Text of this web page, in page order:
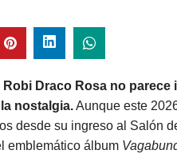
Robi Draco Rosa no
nostalgia.Aunque este
desde su ingreso al Salón
emblemático álbum